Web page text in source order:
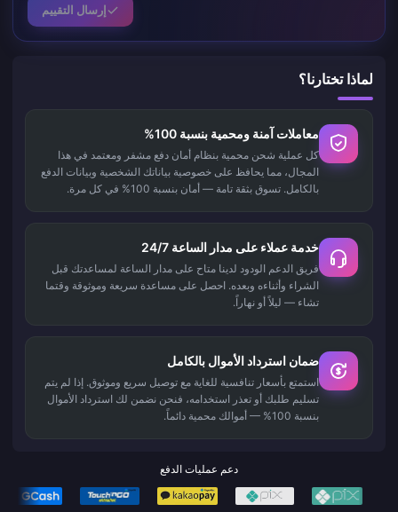
إرسال التقييم
لماذا تختارنا؟
معاملات آمنة ومحمية بنسبة 100%
كل عملية شحن محمية بنظام أمان دفع مشفر ومعتمد في هذا
المجال، مما يحافظ على خصوصية بياناتك الشخصية وبيانات الدفع
بالكامل. تسوق بثقة تامة — أمان بنسبة 100% في كل مرة.
خدمة عملاء على مدار الساعة 24/7
فريق الدعم الودود لدينا متاح على مدار الساعة لمساعدتك قبل
الشراء وأثناءه وبعده. احصل على مساعدة سريعة وموثوقة وقتما
تشاء — ليلاً أو نهاراً.
ضمان استرداد الأموال بالكامل
استمتع بأسعار تنافسية للغاية مع توصيل سريع وموثوق. إذا لم يتم
تسليم طلبك أو تعذر استخدامه، فنحن نضمن لك استرداد الأموال
بنسبة 100% — أموالك محمية دائماً.
دعم عمليات الدفع